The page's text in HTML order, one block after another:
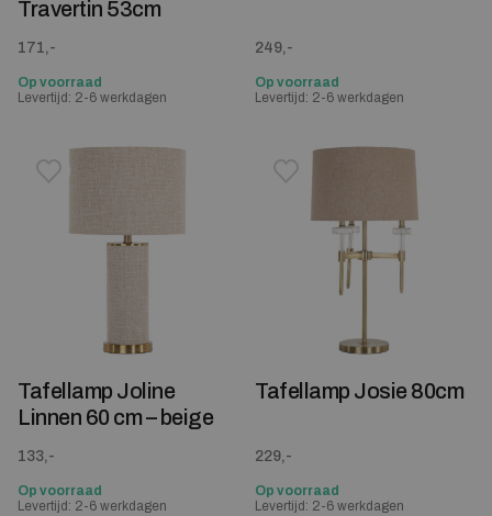
Travertin 53cm
171,-
Op voorraad
Levertijd: 2-6 werkdagen
249,-
Op voorraad
Levertijd: 2-6 werkdagen
Toevoegen aan verlanglijstje
Verwijderen van verlanglijst
Tafellamp Joline
Linnen 60 cm – beige
133,-
Op voorraad
Levertijd: 2-6 werkdagen
Toevoegen aan
Verwijderen van verlanglijst
Tafellamp Josie 80cm
229,-
Op voorraad
Levertijd: 2-6 werkdagen